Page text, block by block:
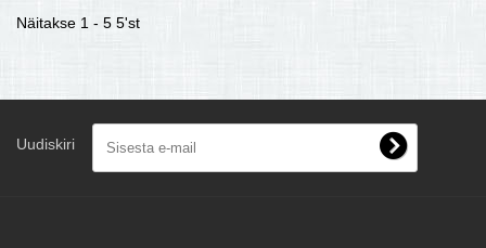
Näitakse 1 - 5 5'st
Uudiskiri